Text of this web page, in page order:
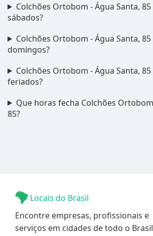
Colchões Ortobom - Água Santa,
sábados?
Colchões Ortobom - Água Santa,
domingos?
Colchões Ortobom - Água Santa,
feriados?
Que horas fecha Colchões
85?
Locais do Brasil
Encontre empresas, profissionais e
serviços em cidades de todo o